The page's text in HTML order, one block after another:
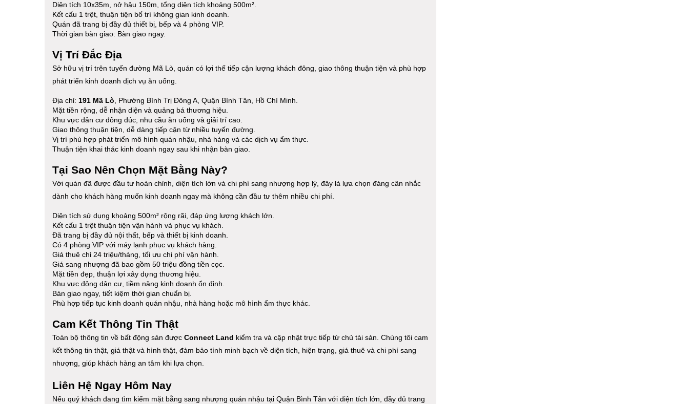
Diện tích 10x35m, nở hậu 150m, tổng diện tích khoảng 500m².
Kết cấu 1 trệt, thuận tiện bố trí không gian kinh doanh.
Quán đã trang bị đầy đủ thiết bị, bếp và 4 phòng VIP.
Thời gian bàn giao: Bàn giao ngay.
Vị Trí Đắc Địa
Sở hữu vị trí trên tuyến đường Mã Lò, quán có lợi thế tiếp cận lượng khách đông, giao thông thuận tiện và phù hợp
phát triển kinh doanh dịch vụ ăn uống.
Địa chỉ: 191 Mã Lò , Phường Bình Trị Đông A, Quận Bình Tân, Hồ Chí Minh.
Mặt tiền rộng, dễ nhận diện và quảng bá thương hiệu.
Khu vực dân cư đông đúc, nhu cầu ăn uống và giải trí cao.
Giao thông thuận tiện, dễ dàng tiếp cận từ nhiều tuyến đường.
Vị trí phù hợp phát triển mô hình quán nhậu, nhà hàng và các dịch vụ ẩm thực.
Thuận tiện khai thác kinh doanh ngay sau khi nhận bàn giao.
Tại Sao Nên Chọn Mặt Bằng Này?
Với quán đã được đầu tư hoàn chỉnh, diện tích lớn và chi phí sang nhượng hợp lý, đây là lựa chọn đáng cân nhắc
dành cho khách hàng muốn kinh doanh ngay mà không cần đầu tư thêm nhiều chi phí.
Diện tích sử dụng khoảng 500m² rộng rãi, đáp ứng lượng khách lớn.
Kết cấu 1 trệt thuận tiện vận hành và phục vụ khách.
Đã trang bị đầy đủ nội thất, bếp và thiết bị kinh doanh.
Có 4 phòng VIP với máy lạnh phục vụ khách hàng.
Giá thuê chỉ 24 triệu/tháng, tối ưu chi phí vận hành.
Giá sang nhượng đã bao gồm 50 triệu đồng tiền cọc.
Mặt tiền đẹp, thuận lợi xây dựng thương hiệu.
Khu vực đông dân cư, tiềm năng kinh doanh ổn định.
Bàn giao ngay, tiết kiệm thời gian chuẩn bị.
Phù hợp tiếp tục kinh doanh quán nhậu, nhà hàng hoặc mô hình ẩm thực khác.
Cam Kết Thông Tin Thật
Toàn bộ thông tin về bất động sản được Connect Land kiểm tra và cập nhật trực tiếp từ chủ tài sản. Chúng tôi cam
kết thông tin thật, giá thật và hình thật, đảm bảo tính minh bạch về diện tích, hiện trạng, giá thuê và chi phí sang
nhượng, giúp khách hàng an tâm khi lựa chọn.
Liên Hệ Ngay Hôm Nay
Nếu quý khách đang tìm kiếm mặt bằng sang nhượng quán nhậu tại Quận Bình Tân với diện tích lớn, đầy đủ trang